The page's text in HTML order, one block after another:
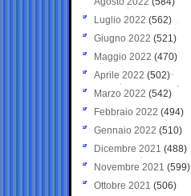
Luglio 2022 (562)
Giugno 2022 (521)
Maggio 2022 (470)
Aprile 2022 (502)
Marzo 2022 (542)
Febbraio 2022 (494)
Gennaio 2022 (510)
Dicembre 2021 (488)
Novembre 2021 (599)
Ottobre 2021 (506)